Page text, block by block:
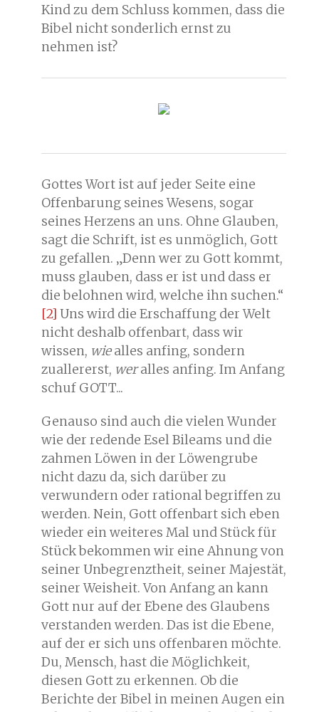
Kind zu dem Schluss kommen, dass die
Bibel nicht sonderlich ernst zu
nehmen ist?
Gottes Wort ist auf jeder Seite eine
Offenbarung seines Wesens, sogar
seines Herzens an uns. Ohne Glauben,
sagt die Schrift, ist es unmöglich, Gott
zu gefallen. „Denn wer zu Gott kommt,
muss glauben, dass er ist und dass er
die belohnen wird, welche ihn suchen.“
[2] Uns wird die Erschaffung der Welt
nicht deshalb offenbart, dass wir
wissen, wiealles anfing, sondern
zuallererst, weralles anfing. Im Anfang
schuf GOTT...
Genauso sind auch die vielen Wunder
wie der redende Esel Bileams und die
zahmen Löwen in der Löwengrube
nicht dazu da, sich darüber zu
verwundern oder rational begriffen zu
werden. Nein, Gott offenbart sich eben
wieder ein weiteres Mal und Stück für
Stück bekommen wir eine Ahnung von
seiner Unbegrenztheit, seiner Majestät,
seiner Weisheit. Von Anfang an kann
Gott nur auf der Ebene des Glaubens
verstanden werden. Das ist die Ebene,
auf der er sich uns offenbaren möchte.
Du, Mensch, hast die Möglichkeit,
diesen Gott zu erkennen. Ob die
Berichte der Bibel in meinen Augen ein